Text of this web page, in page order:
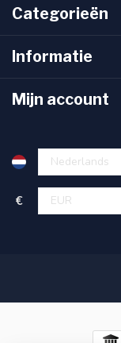
Categorieën
Informatie
Mijn account
€